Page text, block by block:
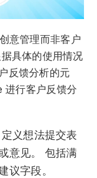
意管理而非客户
具体的使用情况
反馈分析的元
进行客户反馈分
义想法提交表
意见。 包括满
议字段。